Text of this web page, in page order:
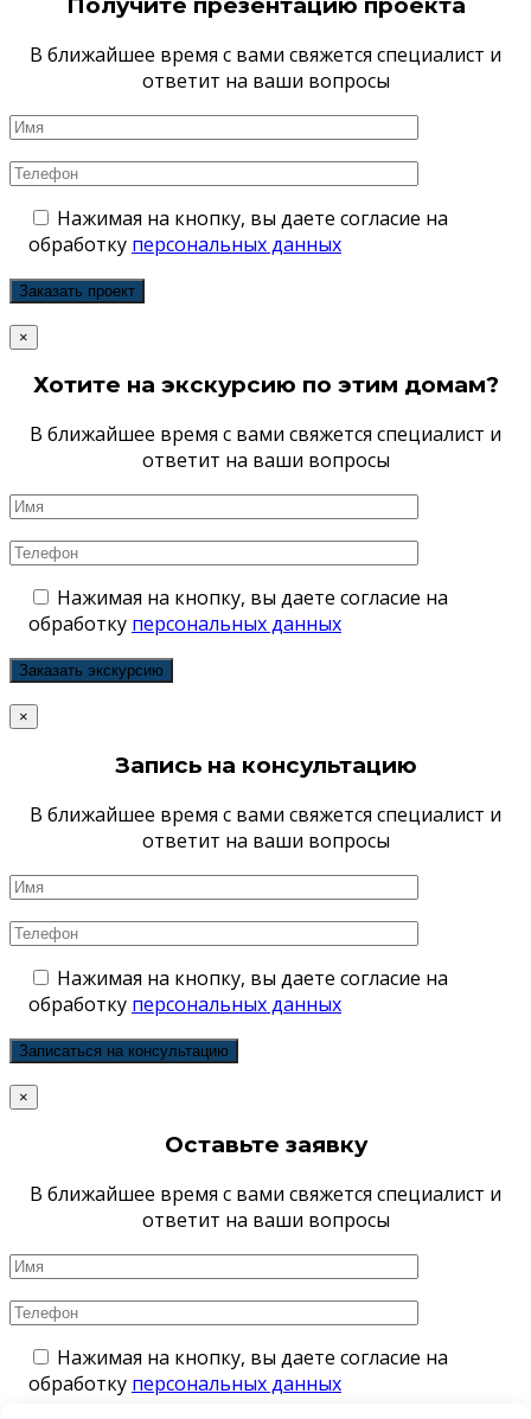
В ближайшее время с вами свяжется специалист и
ответит на ваши вопросы
Нажимая на кнопку, вы даете согласие на
обработку персональных данных
×
Хотите на экскурсию по этим домам?
В ближайшее время с вами свяжется специалист и
ответит на ваши вопросы
Нажимая на кнопку, вы даете согласие на
обработку персональных данных
×
Запись на консультацию
В ближайшее время с вами свяжется специалист и
ответит на ваши вопросы
Нажимая на кнопку, вы даете согласие на
обработку персональных данных
×
Оставьте заявку
В ближайшее время с вами свяжется специалист и
ответит на ваши вопросы
Нажимая на кнопку, вы даете согласие на
обработку персональных данных